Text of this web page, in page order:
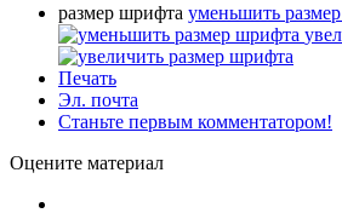
размер шрифта уменьшить
Печать
Эл. почта
Станьте первым комментатором!
Оцените материал